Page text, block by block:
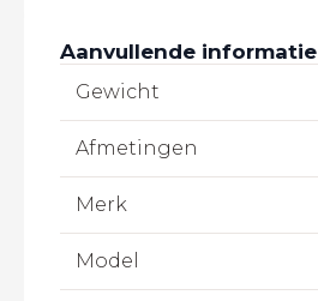
Aanvullende informatie
Gewicht
Afmetingen
Merk
Model